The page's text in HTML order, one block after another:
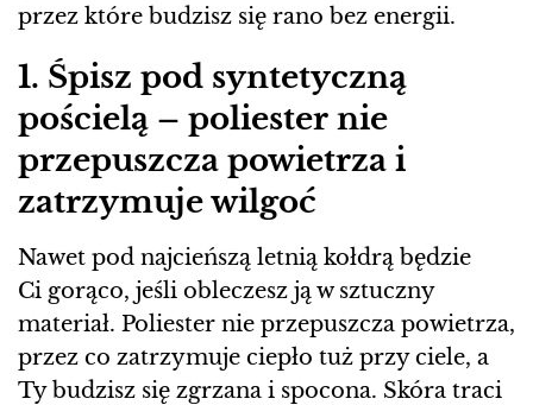
przez które budzisz się rano bez energii.
1. Śpisz pod syntetyczną
pościelą – poliester nie
przepuszcza powietrza i
zatrzymuje wilgoć
Nawet pod najcieńszą letnią kołdrą będzie
Ci gorąco, jeśli obleczesz ją w sztuczny
materiał. Poliester nie przepuszcza powietrza,
przez co zatrzymuje ciepło tuż przy ciele, a
Ty budzisz się zgrzana i spocona. Skóra traci